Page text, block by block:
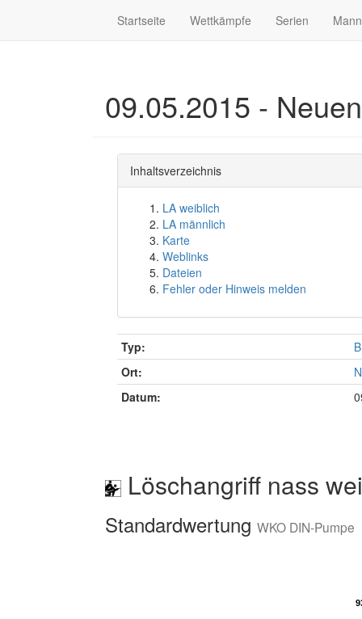
Startseite Wettkämpfe Serien
09.05.2015 -
Inhaltsverzeichnis
LA weiblich
LA männlich
Karte
Weblinks
Dateien
Fehler oder Hinweis melden
Typ:
Ort:
Datum:
Löschangriff nass
Standardwertung WKO DIN-Pumpe